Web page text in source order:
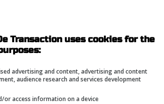
se sont récemment
et de la performance Adam
», lui qui analysait absolument
des espoirs, mais ce
qui est l'entraîneur du
par Stéphane Gervais,
Transaction uses cookies for the
advertising and content, advertising and content
audience research and services development
or access information on a device